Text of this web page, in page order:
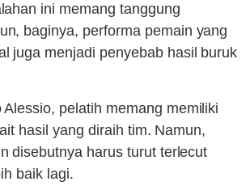
ini memang tanggung
baginya, performa pemain yang
juga menjadi penyebab hasil buruk
Alessio, pelatih memang memiliki
hasil yang diraih tim. Namun,
disebutnya harus turut terlecut
baik lagi.